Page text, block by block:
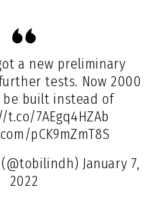
a new preliminary
tests. Now 2000
be built instead of
7AEgq4HZAb
pCK9mZmT8S
January 7,
2022